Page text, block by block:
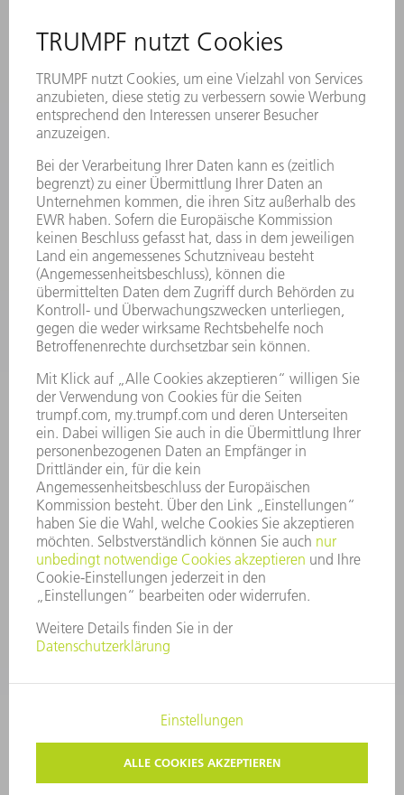
NEWSLETTER-ANMELDUNG
MYTRUMPF
SICHERHEITSDATENBLÄTTER
HÄNDLERSUCHE ELEKTROWERKZEUGE
PRODUKTE
MASCHINEN & SYSTEME
LEISTUNGSELEKTRONIK
ELEKTROWERKZEUGE
SMART FACTORY
SOFTWARE
SERVICES
ANWENDUNGEN
BRANCHEN
UNTERNEHMEN
KARRIERE
STELLENANGEBOTE
UNTERNEHMENSPROFIL
GESCHÄFTSBERICHT
UNTERNEHMENSGRUNDSÄTZE
COMPLIANCE
HINWEISGEBERSYSTEM
SECURITY
PRESSEMITTEILUNGEN
MAGAZINE
LIEFERANTEN
NACHHALTIGKEIT
UMWELT & KLIMA
SOZIALES & GESELLSCHAFT
UNTERNEHMENSFÜHRUNG
IMPRESSUM
DATENSCHUTZ
COPYRIGHT UND MARKENZEICHEN
PRIVATSPHÄRE-EINSTELLUNGEN